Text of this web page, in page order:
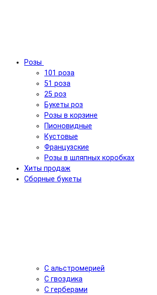
Розы
101 роза
51 роза
25 роз
Букеты роз
Розы в корзине
Пионовидные
Кустовые
Французские
Розы в шляпных коробках
Хиты продаж
Сборные букеты
С альстромерией
С гвоздика
С герберами